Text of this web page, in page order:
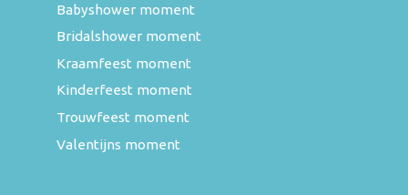
Babyshower moment
Bridalshower moment
Kraamfeest moment
Kinderfeest moment
Trouwfeest moment
Valentijns moment